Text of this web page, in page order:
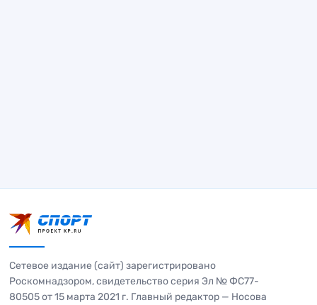
Сетевое издание (сайт) зарегистрировано
Роскомнадзором, свидетельство серия Эл № ФС77-
80505 от 15 марта 2021 г. Главный редактор — Носова